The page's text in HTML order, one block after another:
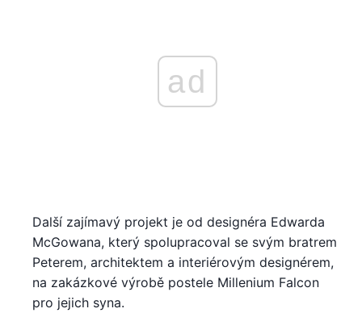
ad
Další zajímavý projekt je od designéra Edwarda
McGowana, který spolupracoval se svým bratrem
Peterem, architektem a interiérovým designérem,
na zakázkové výrobě postele Millenium Falcon
pro jejich syna.